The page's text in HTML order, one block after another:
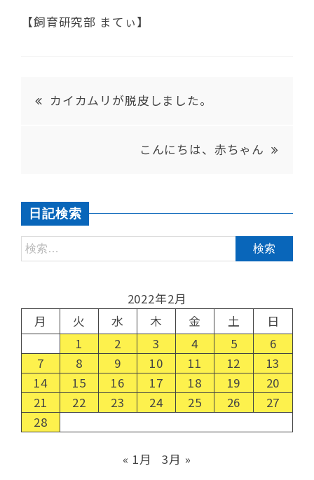
【飼育研究部 まてぃ】
カイカムリが脱皮しました。
こんにちは、赤ちゃん
日記検索
2022年2月
月
火 水 木 金 土
日
1
2 3 4 5
6
7
8 9 10 11 12
13
14
15 16 17 18 19
20
21
22 23 24 25 26
27
28
« 1月 3月 »